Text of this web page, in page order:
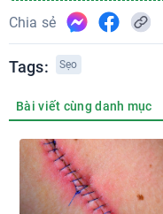
Chia sẻ
Tags: Sẹo
Bài viết cùng danh mục